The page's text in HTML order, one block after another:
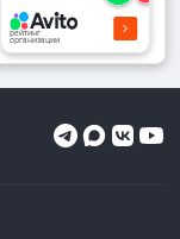
рейтинг
организации